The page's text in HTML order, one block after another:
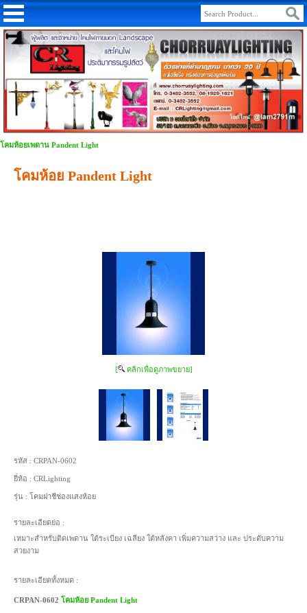
โคมห้อยเพดาน Pandent Light
โคมห้อย Pandent Light
[ คลิกเพื่อดูภาพขยาย]
รหัส : CRPAN-0602
ยี่ห้อ : CRLighting
รุ่น : โคมฝาชีช่องแสงห้อย
รายละเอียดย่อ :
เหมาะสำหรับติดเพดาน ใต้ระเบียง เฉลียง ใต้หลังคา เพิ่มความสว่าง และ ประดับความ
สวยงาม
รายละเอียดทั้งหมด :
CRPAN-0602 โคมห้อย Pandent Light